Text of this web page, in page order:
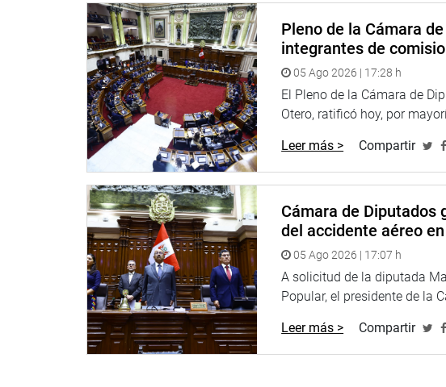
la población de escasos recursos ejecutar el proyecto para la
humano.
El legislador informó que ha coordinado con el Fondo Nacional
Producción para que el consumo de la tilapia se incorporado en
OFICINA DE COMUNICACIONES
Pleno de la Cámara
integrantes de
05 Ago 2026 | 17:28 h
El Pleno de la Cámara de
Otero, ratificó hoy, por
Leer más > Compartir
Cámara de Diputados
del accidente aéreo
05 Ago 2026 | 17:07 h
A solicitud de la diputada
Popular, el presidente de la
Leer más > Compartir